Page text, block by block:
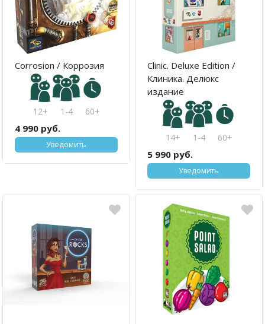
Corrosion / Коррозия
12+ 1-4 60+
4 990 руб.
Уведомить
Clinic. Deluxe Edition /
Клиника. Делюкс
издание
14+ 1-4 60+
5 990 руб.
Уведомить